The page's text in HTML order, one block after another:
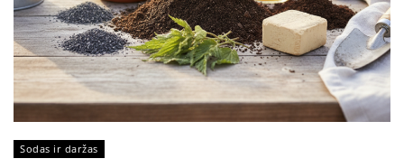
Sodas ir daržas